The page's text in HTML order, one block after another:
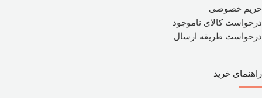
حریم خصوصی
درخواست کالای ناموجود
درخواست طریقه ارسال
راهنمای خرید